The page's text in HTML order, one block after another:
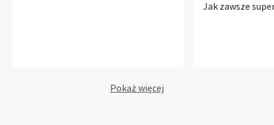
Jak zawsze
Pokaż więcej